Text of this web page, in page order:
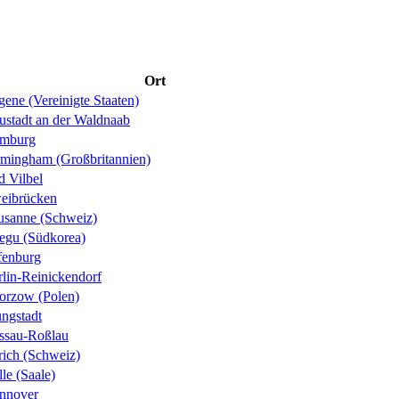
Ort
(Vereinigte Staaten)
an der Waldnaab
(Großbritannien)
Vilbel
(Schweiz)
(Südkorea)
Reinickendorf
(Polen)
Roßlau
(Schweiz)
(Saale)